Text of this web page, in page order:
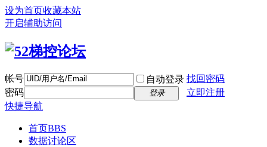
设为首页收藏本站
开启辅助访问
帐号 自动登录 找回密码
密码
登录
立即注册
快捷导航
首页BBS
数据讨论区